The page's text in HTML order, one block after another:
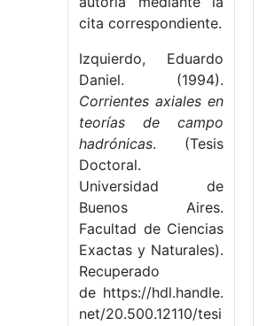
cita correspondiente.
Izquierdo, Eduardo
Daniel. (1994).
Corrientes axiales en
teorías de campo
hadrónicas. (Tesis
Doctoral.
Universidad de
Buenos Aires.
Facultad de Ciencias
Exactas y Naturales).
Recuperado
de https://hdl.handle.
net/20.500.12110/tesi